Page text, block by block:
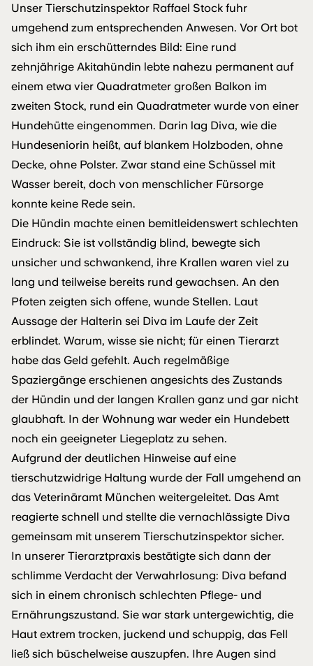
Unser Tierschutzinspektor Raffael Stock fuhr
umgehend zum entsprechenden Anwesen. Vor Ort bot
sich ihm ein erschütterndes Bild: Eine rund
zehnjährige Akitahündin lebte nahezu permanent auf
einem etwa vier Quadratmeter großen Balkon im
zweiten Stock, rund ein Quadratmeter wurde von einer
Hundehütte eingenommen. Darin lag Diva, wie die
Hundeseniorin heißt, auf blankem Holzboden, ohne
Decke, ohne Polster. Zwar stand eine Schüssel mit
Wasser bereit, doch von menschlicher Fürsorge
konnte keine Rede sein.
Die Hündin machte einen bemitleidenswert schlechten
Eindruck: Sie ist vollständig blind, bewegte sich
unsicher und schwankend, ihre Krallen waren viel zu
lang und teilweise bereits rund gewachsen. An den
Pfoten zeigten sich offene, wunde Stellen. Laut
Aussage der Halterin sei Diva im Laufe der Zeit
erblindet. Warum, wisse sie nicht; für einen Tierarzt
habe das Geld gefehlt. Auch regelmäßige
Spaziergänge erschienen angesichts des Zustands
der Hündin und der langen Krallen ganz und gar nicht
glaubhaft. In der Wohnung war weder ein Hundebett
noch ein geeigneter Liegeplatz zu sehen.
Aufgrund der deutlichen Hinweise auf eine
tierschutzwidrige Haltung wurde der Fall umgehend an
das Veterinäramt München weitergeleitet. Das Amt
reagierte schnell und stellte die vernachlässigte Diva
gemeinsam mit unserem Tierschutzinspektor sicher.
In unserer Tierarztpraxis bestätigte sich dann der
schlimme Verdacht der Verwahrlosung: Diva befand
sich in einem chronisch schlechten Pflege- und
Ernährungszustand. Sie war stark untergewichtig, die
Haut extrem trocken, juckend und schuppig, das Fell
ließ sich büschelweise auszupfen. Ihre Augen sind